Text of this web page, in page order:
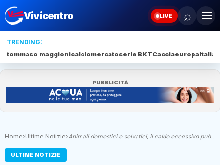
Vivicentro LIVE ⌕
TRENDING:
tommaso maggionicalciomercatoserie BKTCacciaeuropaItalia
PUBBLICITÀ
Home›Ultime Notizie›Animali domestici e selvatici, il caldo eccessivo può…
ULTIME NOTIZIE